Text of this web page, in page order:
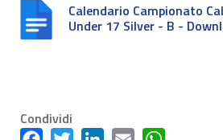
Calendario Campionato
Under 17 Silver - B -
Condividi